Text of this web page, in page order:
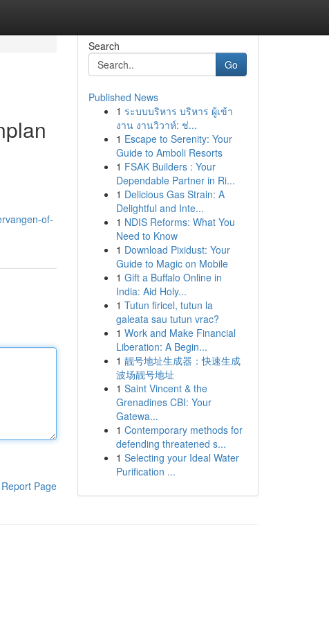
of-
Report Page
Search
Go
Published News
1 ระบบบริหาร บริหาร ผู้เข้า
งาน งานวิวาห์: ช่...
1 Escape to Serenity: Your
Guide to Amboli Resorts
1 FSAK Builders : Your
Dependable Partner in Ri...
1 Delicious Gas Strain: A
Delightful and Inte...
1 NDIS Reforms: What You
Need to Know
1 Download Pixidust: Your
Guide to Magic on Mobile
1 Gift a Buffalo Online in
India: Aid Holy...
1 Tutun firicel, tutun la
galeata sau tutun vrac?
1 Work and Make Financial
Liberation: A Begin...
1 靓号地址生成器：快速生成
波场靓号地址
1 Saint Vincent & the
Grenadines CBI: Your
Gatewa...
1 Contemporary methods for
defending threatened s...
1 Selecting your Ideal Water
Purification ...